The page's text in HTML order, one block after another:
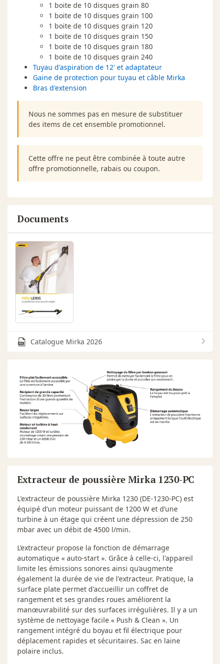
1 boite de 10 disques grain 80
1 boite de 10 disques grain 100
1 boite de 10 disques grain 120
1 boite de 10 disques grain 150
1 boite de 10 disques grain 180
1 boite de 10 disques grain 240
Tuyau d'aspiration de 12' et adaptateur
Gaine de protection pour tuyau et câble Mirka
Bras d'extension
Nous ne sommes pas en mesure de substituer
des items de cet ensemble promotionnel.
Cette offre ne peut être combinée à toute autre
offre promotionnelle, rabais ou coupon.
Documents
Catalogue Mirka 2026
Extracteur de poussière Mirka 1230-PC
L'extracteur de poussière Mirka 1230 (DE-1230-PC) est
équipé d’un moteur puissant de 1200 W et d’une
turbine à un étage qui créent une dépression de 250
mbar avec un débit de 4500 l/min.
L’extracteur propose la fonction de démarrage
automatique « auto-start ». Grâce à celle-ci, l'appareil
limite les émissions sonores ainsi qu’augmente
également la durée de vie de l'extracteur. Pratique, la
surface plate permet d'accueillir un coffret de
rangement et ses grandes roues améliorent la
manœuvrabilité sur des surfaces irrégulières. Il y a un
système de nettoyage facile « Push & Clean ». Un
rangement intégré du boyau et fil électrique pour
déplacement rapides et sécuritaires. Sac en laine
polaire inclus.